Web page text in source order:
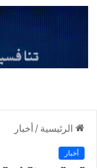
الرئيسية / أخبار
أخبار